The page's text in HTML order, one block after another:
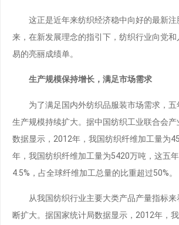
这正是近年来纺织经济稳中向好的最新注
来，在新发展理念的指引下，纺织行业向党
易的亮丽成绩单。
生产规模保持增长，满足市场需求
为了满足国内外纺织品服装市场需求，五
生产规模持续扩大。据中国纺织工业联合会
数据显示，2012年，我国纺织纤维加工量为
年，我国纺织纤维加工量为5420万吨，这五
4.5%，占全球纤维加工总量的比重超过50%。
从我国纺织行业主要大类产品产量指标来
断扩大。据国家统计局数据显示，2012年，